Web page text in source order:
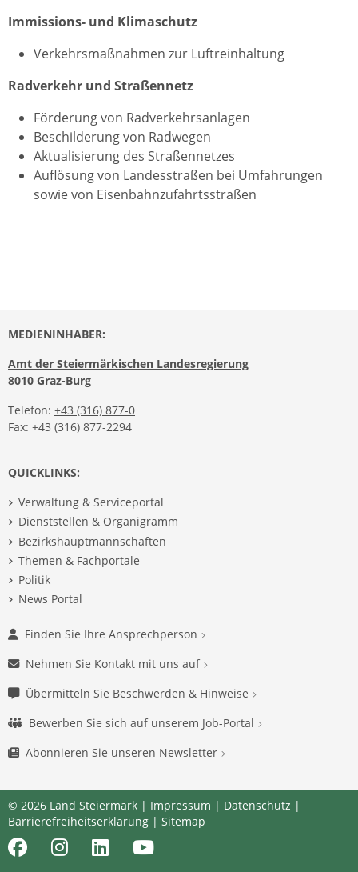
Immissions- und Klimaschutz
Verkehrsmaßnahmen zur Luftreinhaltung
Radverkehr und Straßennetz
Förderung von Radverkehrsanlagen
Beschilderung von Radwegen
Aktualisierung des Straßennetzes
Auflösung von Landesstraßen bei Umfahrungen
sowie von Eisenbahnzufahrtsstraßen
MEDIENINHABER:
Amt der Steiermärkischen Landesregierung
8010 Graz-Burg
Telefon: +43 (316) 877-0
Fax: +43 (316) 877-2294
QUICKLINKS:
Verwaltung & Serviceportal
Dienststellen & Organigramm
Bezirkshauptmannschaften
Themen & Fachportale
Politik
News Portal
Finden Sie Ihre Ansprechperson
Nehmen Sie Kontakt mit uns auf
Übermitteln Sie Beschwerden & Hinweise
Bewerben Sie sich auf unserem Job-Portal
Abonnieren Sie unseren Newsletter
© 2026 Land Steiermark | Impressum | Datenschutz |
Barrierefreiheitserklärung | Sitemap
FacebookInstagramLinkedInYoutube